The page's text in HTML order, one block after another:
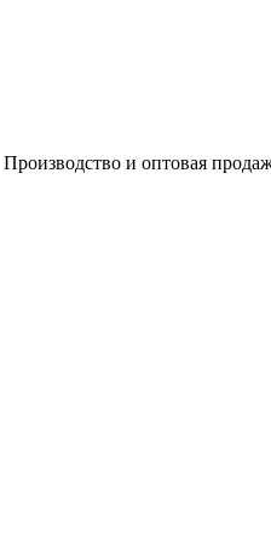
Производство и оптовая